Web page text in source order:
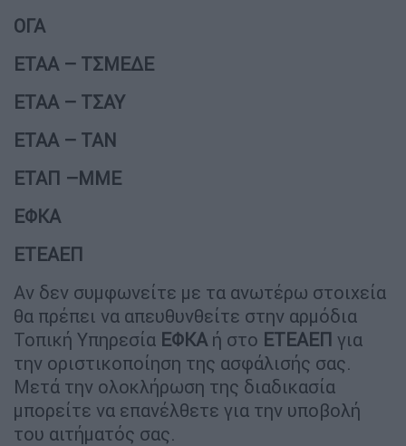
ΟΓΑ
ΕΤΑΑ – ΤΣΜΕΔΕ
ΕΤΑΑ – ΤΣΑΥ
ΕΤΑΑ – ΤΑΝ
ΕΤΑΠ –ΜΜΕ
ΕΦΚΑ
ΕΤΕΑΕΠ
Αν δεν συμφωνείτε με τα ανωτέρω στοιχεία
θα πρέπει να απευθυνθείτε στην αρμόδια
Τοπική Υπηρεσία ΕΦΚΑ ή στο ΕΤΕΑΕΠ για
την οριστικοποίηση της ασφάλισής σας.
Μετά την ολοκλήρωση της διαδικασία
μπορείτε να επανέλθετε για την υποβολή
του αιτήματός σας.